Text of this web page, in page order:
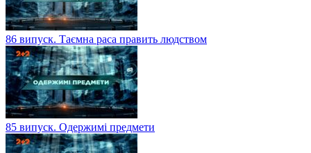
86 випуск. Таємна раса править людством
85 випуск. Одержимі предмети